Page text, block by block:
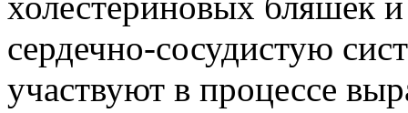
сердечно-сосудистую
участвуют в процессе